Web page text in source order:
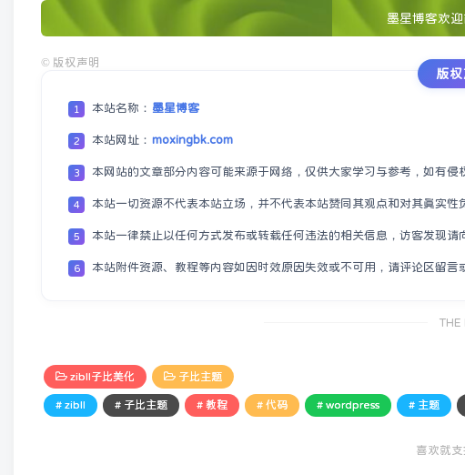
墨星博客欢
© 版权声明
版
1 本站名称： 墨星博客
2 本站网址： moxingbk.com
3 本网站的文章部分内容可能来源于网络，仅供大家学习与参考，如有侵
4 本站一切资源不代表本站立场，并不代表本站赞同其观点和对其真实性
5 本站一律禁止以任何方式发布或转载任何违法的相关信息，访客发现请
6 本站附件资源、教程等内容如因时效原因失效或不可用，请评论区留言
THE
zibll子比美化 子比主题
# zibll # 子比主题 # 教程 # 代码 # wordpress # 主题
喜欢就